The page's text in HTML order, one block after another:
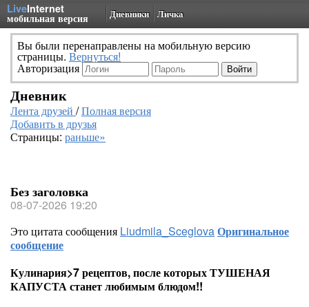
LiveInternet
мобильная версия Дневники Личка
Вы были перенаправлены на мобильную версию
страницы. Вернуться!
Авторизация
Дневник
Лента друзей /Полная версия
Добавить в друзья
Страницы: раньше»
Без заголовка
08-07-2026 19:20
Это цитата сообщения Liudmila_SceglovaОригинальное
сообщение
Кулинария>7 рецептов, после которых ТУШЕНАЯ
КАПУСТА станет любимым блюдом!!